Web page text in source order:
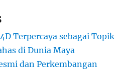
Terpercaya sebagai Topik
di Dunia Maya
dan Perkembangan